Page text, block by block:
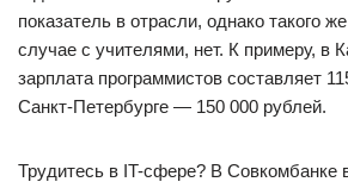
показатель в отрасли, однако такого
случае с учителями, нет. К примеру, в
зарплата программистов составляет
Санкт-Петербурге — 150 000 рублей.
Трудитесь в IT-сфере? В